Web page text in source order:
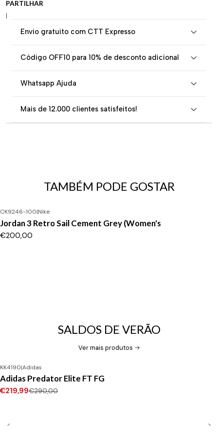
PARTILHAR
|
Envio gratuito com CTT Expresso
Código OFF10 para 10% de desconto adicional
Whatsapp Ajuda
Mais de 12.000 clientes satisfeitos!
TAMBÉM PODE GOSTAR
CK9246-100|Nike
Jordan 3 Retro Sail Cement Grey (Women's
€200,00
SALDOS DE VERÃO
Ver mais produtos
-24%DESCONTO
Novo
KK4190|Adidas
Adidas Predator Elite FT FG
€219,99€290,00